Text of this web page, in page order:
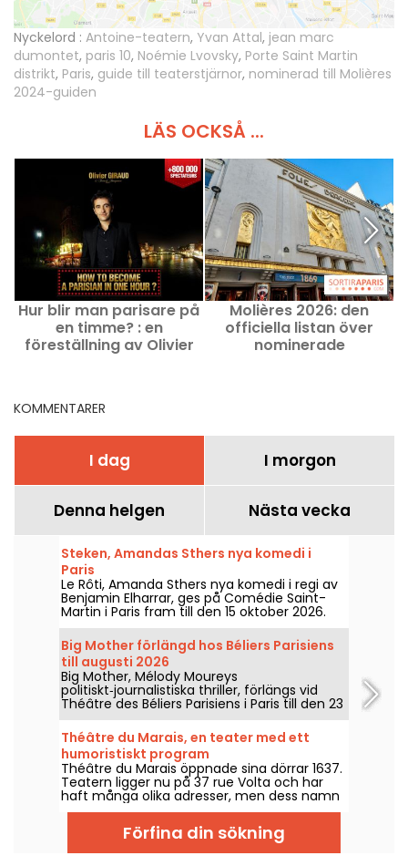
Nyckelord : Antoine-teatern, Yvan Attal, jean marc
dumontet, paris 10, Noémie Lvovsky, Porte Saint Martin
distrikt, Paris, guide till teaterstjärnor, nominerad till Molières
2024-guiden
LÄS OCKSÅ ...
Hur blir man parisare på
en timme? : en
föreställning av Olivier
Molières 2026: den
officiella listan över
nominerade
KOMMENTARER
I dag I morgon
Denna helgen Nästa vecka
Steken, Amandas Sthers nya komedi i
Paris
Le Rôti, Amanda Sthers nya komedi i regi av
Benjamin Elharrar, ges på Comédie Saint-
Martin i Paris fram till den 15 oktober 2026.
Big Mother förlängd hos Béliers Parisiens
till augusti 2026
Big Mother, Mélody Moureys
politiskt‑journalistiska thriller, förlängs vid
Théâtre des Béliers Parisiens i Paris till den 23
augusti 2026, med föreställningar från
tisdag till söndag.
Théâtre du Marais, en teater med ett
humoristiskt program
Théâtre du Marais öppnade sina dörrar 1637.
Teatern ligger nu på 37 rue Volta och har
haft många olika adresser, men dess namn
har bestått genom århundradena.
Förfina din sökning